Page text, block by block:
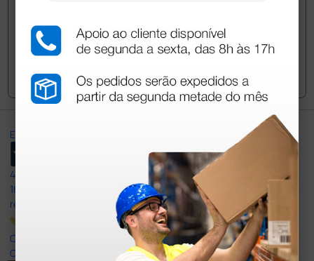
Envie a sua questão
Excellent
4,8
165
reviews
Our 4 and 5 star reviews.
Click here to read them all >